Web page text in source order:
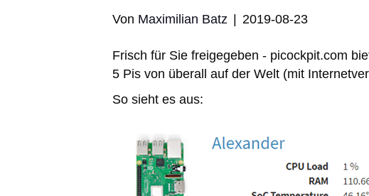
Von Maximilian Batz 2019-08-23
Frisch für Sie freigegeben - picockpit.com
5 Pis von überall auf der Welt (mit
So sieht es aus: